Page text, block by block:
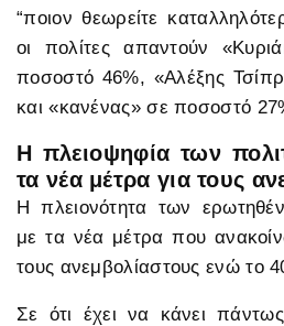
“ποιον θεωρείτε
οι πολίτες απαντούν
ποσοστό 46%, «Αλέξης
και «κανένας» σε ποσοστό
Η πλειοψηφία των
τα νέα μέτρα για τους
Η πλειονότητα των
με τα νέα μέτρα που
τους ανεμβολίαστους ενώ το
Σε ότι έχει να κάνει